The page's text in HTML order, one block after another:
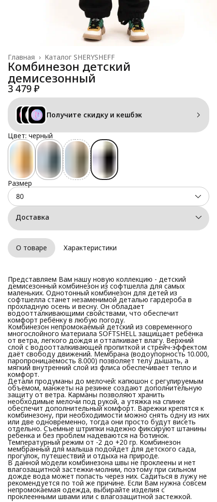
Каталог SHERYSHEFF
Главная ›
Комбинезон детский
демисезонный
3 479 ₽
Получите скидку и кешбэк
Цвет: черный
Размер
80
Доставка
О товаре Характеристики
Представляем Вам нашу новую коллекцию - детский
демисезонный комбинезон из софтшелла для самых
маленьких. Однотонный комбинезон для детей из
софтшелла станет незаменимой деталью гардероба в
прохладную осень и весну. Он обладает
водоотталкивающими свойствами, что обеспечит
комфорт ребёнку в любую погоду.
Комбинезон непромокаемый детский из современного
многослойного материала SOFTSHELL защищает ребёнка
от ветра, легкого дождя и отталкивает влагу. Верхний
слой с водоотталкивающей пропиткой и стрейч-эффектом
даёт свободу движений. Мембрана (водоупорность 10.000,
паропроницаемость 8.000) позволяет телу дышать, а
мягкий внутренний слой из флиса обеспечивает тепло и
комфорт.
Детали продуманы до мелочей: капюшон с регулируемым
объёмом, манжеты на резинке создают дополнительную
защиту от ветра. Карманы позволяют хранить
необходимые мелочи под рукой, а утяжка на спинке
обеспечит дополнительный комфорт. Варежки крепятся к
комбинезону, при необходимости можно снять одну из них
или две одновременно, тогда они просто будут висеть
отдельно. Съемные штрипки надежно фиксируют штанины
ребенка и без проблем надеваются на ботинок.
Температурный режим от -2 до +20 гр. Комбинезон
мембранный для малыша подойдет для детского сада,
прогулок, путешествий и отдыха на природе.
В данной модели комбинезона швы не проклеены и нет
влагозащитной застежки-молнии, поэтому при сильном
дожде вода может попасть через них. Садиться в лужу не
рекомендуется по той же причине. Если Вам нужна совсем
непромокаемая одежда, выбирайте изделия с
проклеенными швами или с влагозащитной застежкой.